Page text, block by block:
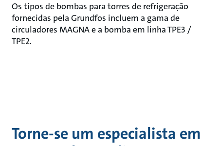
Os tipos de bombas para torres de refrigeração
fornecidas pela Grundfos incluem a gama de
circuladores MAGNA e a bomba em linha TPE3 /
TPE2.
Torne-se um especialista em